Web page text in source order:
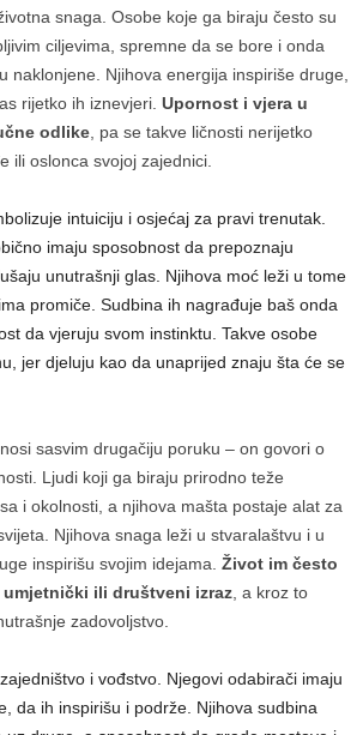
snaga. Osobe koje ga biraju često su
ciljevima, spremne da se bore i onda
naklonjene. Njihova energija inspiriše druge,
rijetko ih iznevjeri. Upornost i vjera u
odlike , pa se takve ličnosti nerijetko
ili oslonca svojoj zajednici.
intuiciju i osjećaj za pravi trenutak.
imaju sposobnost da prepoznaju
unutrašnji glas. Njihova moć leži u tome
promiče. Sudbina ih nagrađuje baš onda
da vjeruju svom instinktu. Takve osobe
jer djeluju kao da unaprijed znaju šta će se
sasvim drugačiju poruku – on govori o
Ljudi koji ga biraju prirodno teže
i okolnosti, a njihova mašta postaje alat za
Njihova snaga leži u stvaralaštvu i u
inspirišu svojim idejama. Život im često
ili društveni izraz , a kroz to
zadovoljstvo.
i vođstvo. Njegovi odabirači imaju
da ih inspirišu i podrže. Njihova sudbina